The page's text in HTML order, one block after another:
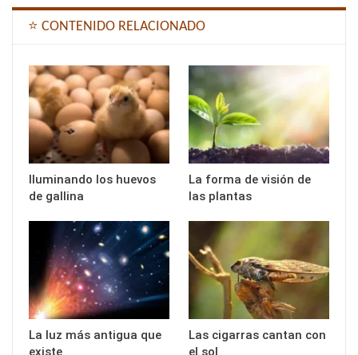
⭐ CONTENIDO RELACIONADO
Iluminando los huevos
de gallina
La forma de visión de
las plantas
La luz más antigua que
Las cigarras cantan con